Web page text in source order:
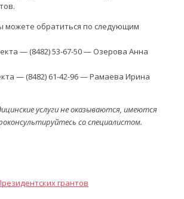
можете обратиться по следующим
— (8482) 53-67-50 — Озерова Анна
— (8482) 61-42-96 — Рамаева Ирина
услуги не оказываются, имеются
со специалистом.
грантов